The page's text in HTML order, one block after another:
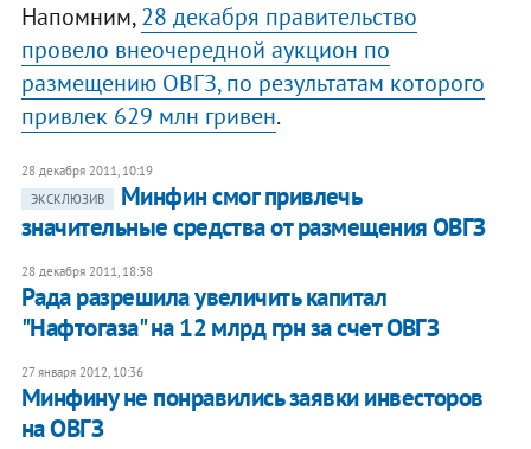
Напомним,28 декабря правительство
провело внеочередной аукцион по
размещению ОВГЗ, по результатам которого
привлек 629 млн гривен.
28 декабря 2011, 10:19
ЭКСКЛЮЗИВ
Минфин смог привлечь
значительные средства от размещения ОВГЗ
28 декабря 2011, 18:38
Рада разрешила увеличить капитал
"Нафтогаза" на 12 млрд грн за счет ОВГЗ
27 января 2012, 10:36
Минфину не понравились заявки инвесторов
на ОВГЗ